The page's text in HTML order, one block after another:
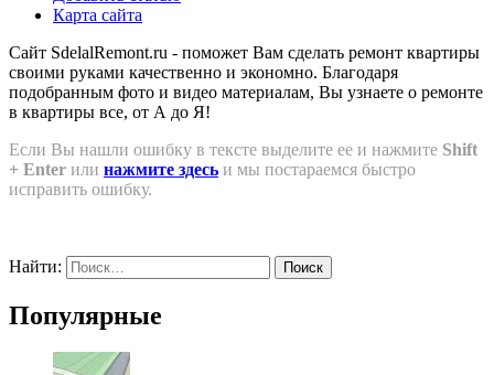
Карта сайта
Сайт SdelalRemont.ru - поможет Вам сделать ремонт квартиры
своими руками качественно и экономно. Благодаря
подобранным фото и видео материалам, Вы узнаете о ремонте
в квартиры все, от А до Я!
Если Вы нашли ошибку в тексте выделите ее и нажмите Shift
+ Enter или нажмите здесь и мы постараемся быстро
исправить ошибку.
Найти:
Популярные